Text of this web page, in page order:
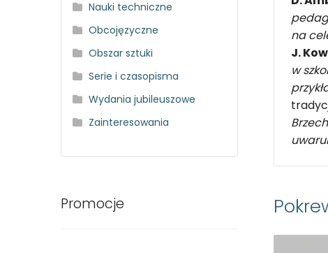
na
J.
w
Nauki techniczne
Obcojęzyczne
Obszar sztuki
Serie i czasopisma
Wydania jubileuszowe
Zainteresowania
Promocje